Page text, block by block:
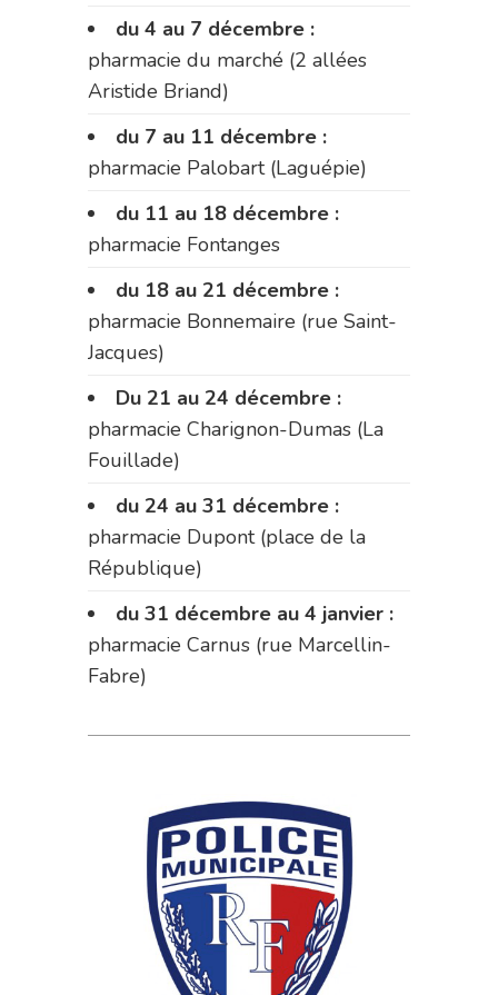
du 4 au 7 décembre :
pharmacie du marché (2 allées
Aristide Briand)
du 7 au 11 décembre :
pharmacie Palobart (Laguépie)
du 11 au 18 décembre :
pharmacie Fontanges
du 18 au 21 décembre :
pharmacie Bonnemaire (rue Saint-
Jacques)
Du 21 au 24 décembre :
pharmacie Charignon-Dumas (La
Fouillade)
du 24 au 31 décembre :
pharmacie Dupont (place de la
République)
du 31 décembre au 4 janvier :
pharmacie Carnus (rue Marcellin-
Fabre)